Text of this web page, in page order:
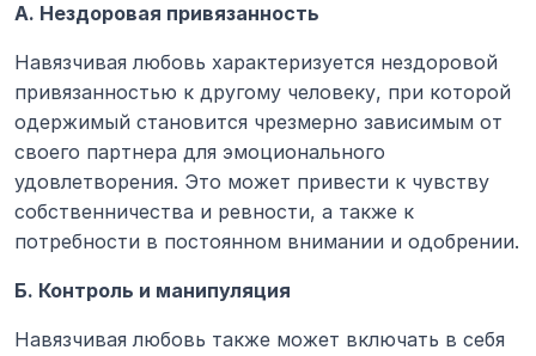
А. Нездоровая привязанность
Навязчивая любовь характеризуется нездоровой
привязанностью к другому человеку, при которой
одержимый становится чрезмерно зависимым от
своего партнера для эмоционального
удовлетворения. Это может привести к чувству
собственничества и ревности, а также к
потребности в постоянном внимании и одобрении.
Б. Контроль и манипуляция
Навязчивая любовь также может включать в себя